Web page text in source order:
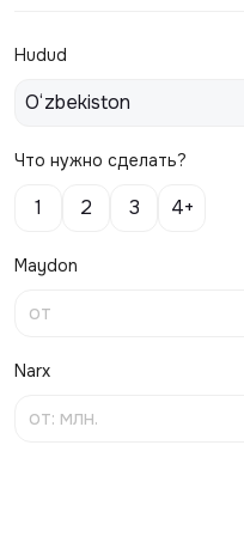
Hudud
O‘zbekiston
Что нужно сделать?
1 2 3 4+
Maydon
Narx